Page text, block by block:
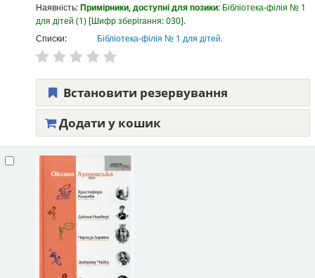
Наявність:Примірники, доступні для позики: Бібліотека-філія № 1
для дітей (1) Шифр зберігання:030 .
Списки:
Бібліотека-філія № 1 для дітей.
Встановити резервування
Додати у кошик